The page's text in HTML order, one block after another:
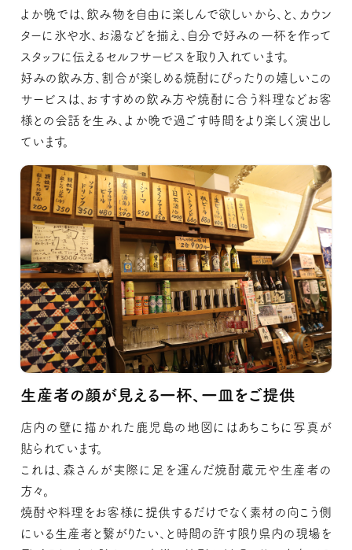
よか晩では、飲み物を自由に楽しんで欲しいから、と、カウン
ターに氷や水、お湯などを揃え、自分で好みの一杯を作って
スタッフに伝えるセルフサービスを取り入れています。
好みの飲み方、割合が楽しめる焼酎にぴったりの嬉しいこの
サービスは、おすすめの飲み方や焼酎に合う料理などお客
様との会話を生み、よか晩で過ごす時間をより楽しく演出し
ています。
生産者の顔が見える一杯、一皿をご提供
店内の壁に描かれた鹿児島の地図にはあちこちに写真が
貼られています。
これは、森さんが実際に足を運んだ焼酎蔵元や生産者の
方々。
焼酎や料理をお客様に提供するだけでなく素材の向こう側
にいる生産者と繋がりたい、と時間の許す限り県内の現場を